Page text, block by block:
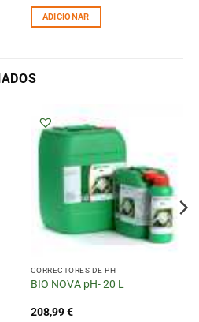
ADICIONAR
CORRECTORES DE PH
BIO NOVA pH- 20 L
208,99€